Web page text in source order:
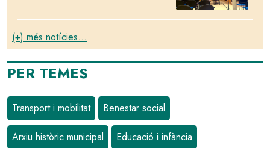
(+) més notícies...
PER TEMES
Transport i mobilitat Benestar social
Arxiu històric municipal Educació i infància